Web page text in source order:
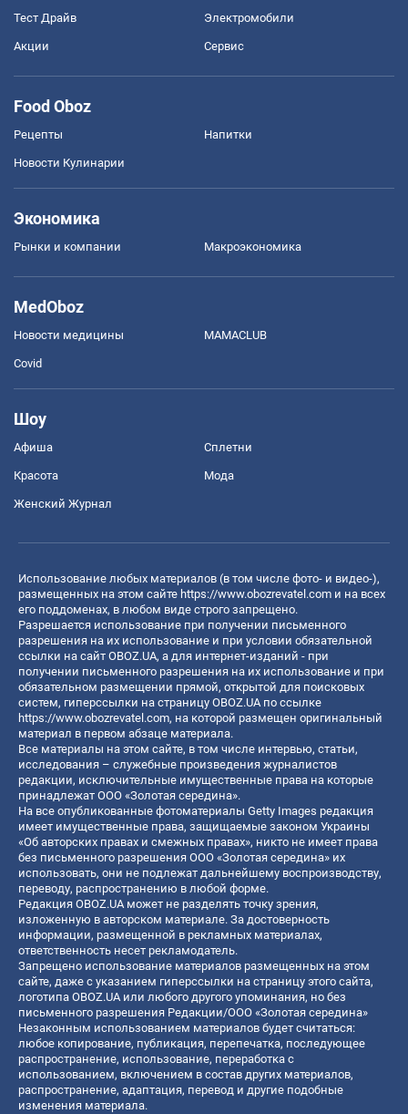
Тест Драйв Электромобили
Акции Сервис
Food Oboz
Рецепты Напитки
Новости Кулинарии
Экономика
Рынки и компании Mакроэкономика
MedOboz
Новости медицины MAMACLUB
Covid
Шоу
Афиша Сплетни
Красота Мода
Женский Журнал
Использование любых материалов (в том числе фото- и видео-),
размещенных на этом сайте https://www.obozrevatel.com и на всех
его поддоменах, в любом виде строго запрещено.
Разрешается использование при получении письменного
разрешения на их использование и при условии обязательной
ссылки на сайт OBOZ.UA, а для интернет-изданий - при
получении письменного разрешения на их использование и при
обязательном размещении прямой, открытой для поисковых
систем, гиперссылки на страницу OBOZ.UA по ссылке
https://www.obozrevatel.com, на которой размещен оригинальный
материал в первом абзаце материала.
Все материалы на этом сайте, в том числе интервью, статьи,
исследования – служебные произведения журналистов
редакции, исключительные имущественные права на которые
принадлежат ООО «Золотая середина».
На все опубликованные фотоматериалы Getty Images редакция
имеет имущественные права, защищаемые законом Украины
«Об авторских правах и смежных правах», никто не имеет права
без письменного разрешения ООО «Золотая середина» их
использовать, они не подлежат дальнейшему воспроизводству,
переводу, распространению в любой форме.
Редакция OBOZ.UA может не разделять точку зрения,
изложенную в авторском материале. За достоверность
информации, размещенной в рекламных материалах,
ответственность несет рекламодатель.
Запрещено использование материалов размещенных на этом
сайте, даже с указанием гиперссылки на страницу этого сайта,
логотипа OBOZ.UA или любого другого упоминания, но без
письменного разрешения Редакции/ООО «Золотая середина»
Незаконным использованием материалов будет считаться:
любое копирование, публикация, перепечатка, последующее
распространение, использование, переработка с
использованием, включением в состав других материалов,
распространение, адаптация, перевод и другие подобные
изменения материала.